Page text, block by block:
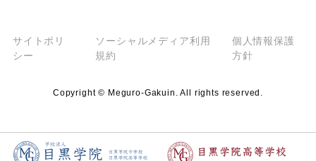
サイトポリ
シー
ソーシャルメディア利用
規約
個人情報保護
方針
Copyright © Meguro-Gakuin. All rights reserved.